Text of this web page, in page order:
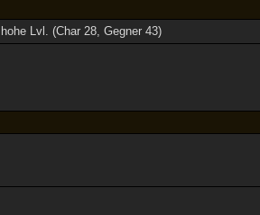
Lvl. (Char 28, Gegner 43)